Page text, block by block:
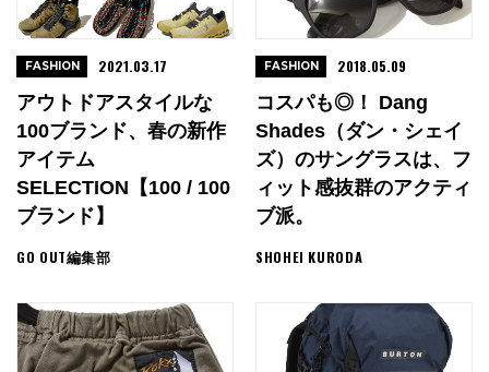
アウトドアスタイルな
100ブランド、春の新作
アイテム
SELECTION【100 / 100
ブランド】
GO OUT編集部
FASHION 2021.03.17
コスパも◎！ Dang
Shades（ダン・シェイ
ズ）のサングラスは、フ
ィット感抜群のアクティ
ブ派。
SHOHEI KURODA
FASHION 2018.05.09